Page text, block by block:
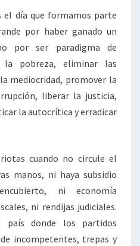
el día que formamos parte
por haber ganado un
por ser paradigma de
la pobreza, eliminar las
mediocridad, promover la
liberar la justicia,
la autocrítica y erradicar
cuando no circule el
manos, ni haya subsidio
ni economía
ni rendijas judiciales.
país donde los partidos
incompetentes, trepas y